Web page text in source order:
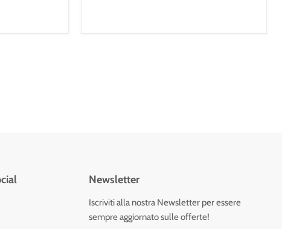
Newsletter
Iscriviti alla nostra Newsletter per essere
sempre aggiornato sulle offerte!